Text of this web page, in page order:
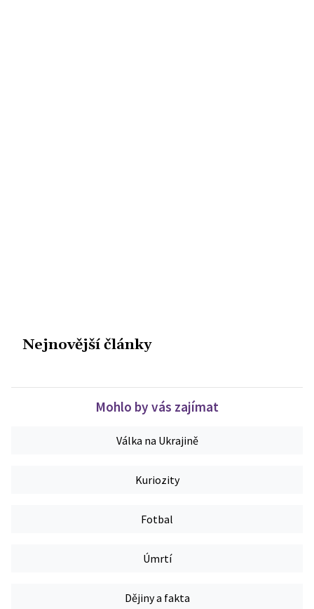
Nejnovější články
Mohlo by vás zajímat
Válka na Ukrajině
Kuriozity
Fotbal
Úmrtí
Dějiny a fakta